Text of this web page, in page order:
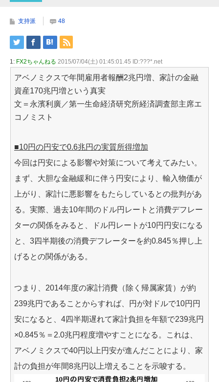
支持派 48
1: FX2ちゃんねる 2015/07/04(土) 01:45:01.45 ID:???*.net
アベノミクスで年間雇用者報酬2兆円増、家計の金融
資産170兆円増という真実
文＝永濱利廣／第一生命経済研究所経済調査部主席エ
コノミスト
■10円の円安で0.6兆円の実質所得増加
今回は円安による影響や対策について考えてみたい。
まず、大胆な金融緩和に伴う円安により、輸入物価が
上がり、家計に悪影響をもたらしているとの批判があ
る。実際、過去10年間のドル円レートと消費デフレー
ターの関係をみると、ドル円レートが10円円安になる
と、3四半期後の消費デフレーターを約0.845％押し上
げるとの関係がある。
つまり、2014年度の家計消費（除く帰属家賃）が約
239兆円であることからすれば、円が対ドルで10円円
安になると、4四半期遅れて家計負担を年額で239兆円
×0.845％＝2.0兆円程度増やすことになる。これは、
アベノミクスで40円以上円安が進んだことにより、家
計の負担が年間8兆円以上増えることを示唆する。